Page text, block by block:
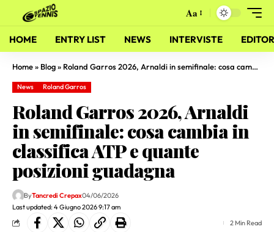
Aa
HOME ENTRY LIST NEWS INTERVISTE
Home» Blog» Roland Garros 2026, Arnaldi in semifinale: cosa cambia in classifica ATP e quante posizioni guadagna
News Roland Garros
Roland Garros 2026, Arnaldi
in semifinale: cosa cambia in
classifica ATP e quante
posizioni guadagna
Last updated: 4 Giugno 2026 9:17 am
ByTancredi Crepax04/06/2026
2 Min Read